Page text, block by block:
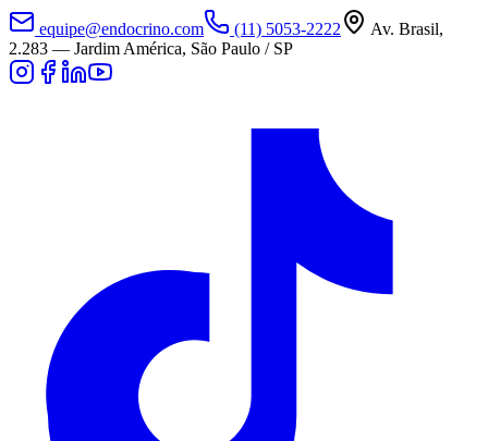
equipe@endocrino.com (11) 5053-2222
Av. Brasil,
2.283 — Jardim América, São Paulo / SP